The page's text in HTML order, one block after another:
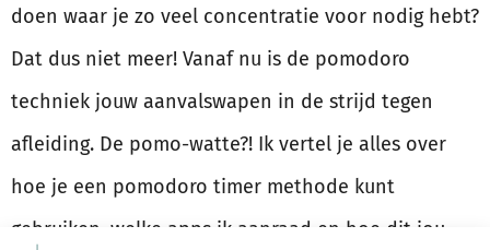
doen waar je zo veel concentratie voor nodig hebt?
Dat dus niet meer! Vanaf nu is de pomodoro
techniek jouw aanvalswapen in de strijd tegen
afleiding. De pomo-watte?! Ik vertel je alles over
hoe je een pomodoro timer methode kunt
gebruiken, welke apps ik aanraad en hoe dit jou